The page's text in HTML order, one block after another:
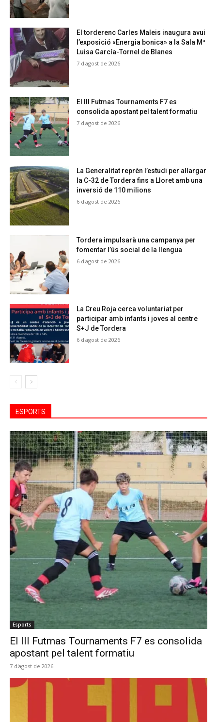
El torderenc Carles Maleis inaugura avui
l’exposició «Energia bonica» a la Sala Mª
Luisa García-Tornel de Blanes
7 d'agost de 2026
El III Futmas Tournaments F7 es
consolida apostant pel talent formatiu
7 d'agost de 2026
La Generalitat reprèn l’estudi per allargar
la C-32 de Tordera fins a Lloret amb una
inversió de 110 milions
6 d'agost de 2026
Tordera impulsarà una campanya per
fomentar l’ús social de la llengua
6 d'agost de 2026
La Creu Roja cerca voluntariat per
participar amb infants i joves al centre
S+J de Tordera
6 d'agost de 2026
ESPORTS
Esports
El III Futmas Tournaments F7 es consolida
apostant pel talent formatiu
7 d'agost de 2026